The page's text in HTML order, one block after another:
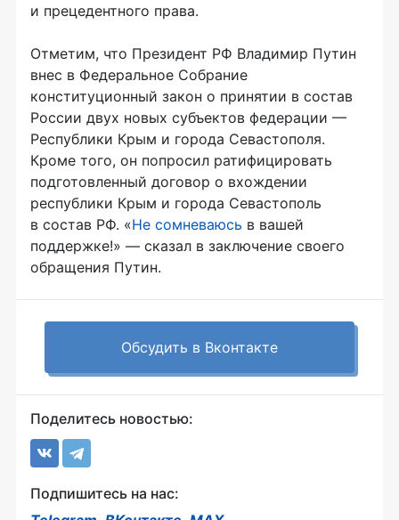
и прецедентного права.
Отметим, что Президент РФ Владимир Путин
внес в Федеральное Собрание
конституционный закон о принятии в состав
России двух новых субъектов федерации —
Республики Крым и города Севастополя.
Кроме того, он попросил ратифицировать
подготовленный договор о вхождении
республики Крым и города Севастополь
в состав РФ. «Не сомневаюсь в вашей
поддержке!» — сказал в заключение своего
обращения Путин.
Обсудить в Вконтакте
Поделитесь новостью:
Подпишитесь на нас: